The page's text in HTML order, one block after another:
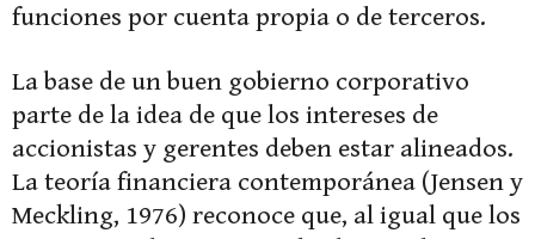
funciones por cuenta propia o de terceros.
La base de un buen gobierno corporativo
parte de la idea de que los intereses de
accionistas y gerentes deben estar alineados.
La teoría financiera contemporánea (Jensen y
Meckling, 1976) reconoce que, al igual que los